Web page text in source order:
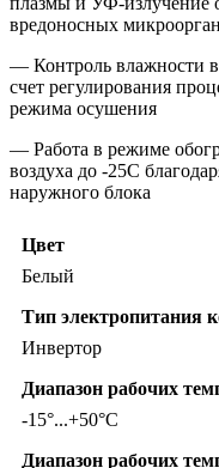
вредоносных
— Контроль влажности
счет регулирования
режима осушения
— Работа в режиме
воздуха до -25С
наружного блока
Цвет
Белый
Тип электропитания
Инвертор
Диапазон рабочих
-15°...+50°C
Диапазон рабочих